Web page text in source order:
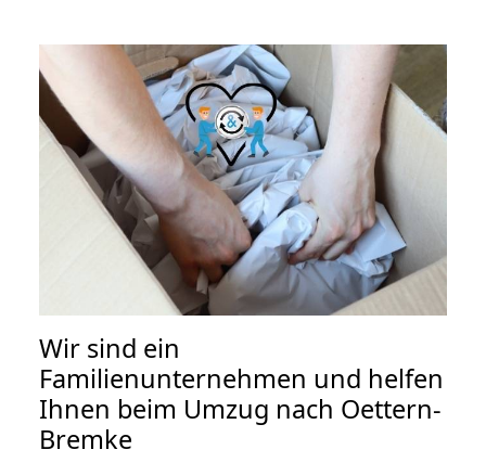
Wir sind ein
Familienunternehmen und helfen
Ihnen beim Umzug nach Oettern-
Bremke